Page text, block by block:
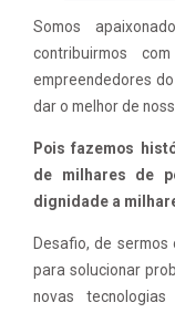
Somos
contribuirmos
empreendedores
dar o melhor de
Pois fazemos
de milhares de
dignidade a
Desafio, de sermos
para solucionar
novas